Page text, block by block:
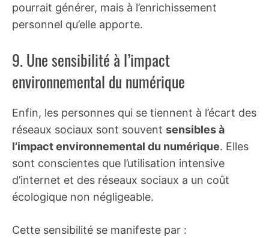
pourrait générer, mais à l’enrichissement
personnel qu’elle apporte.
9. Une sensibilité à l’impact
environnemental du numérique
Enfin, les personnes qui se tiennent à l’écart des
réseaux sociaux sont souvent sensibles à
l’impact environnemental du numérique. Elles
sont conscientes que l’utilisation intensive
d’internet et des réseaux sociaux a un coût
écologique non négligeable.
Cette sensibilité se manifeste par :